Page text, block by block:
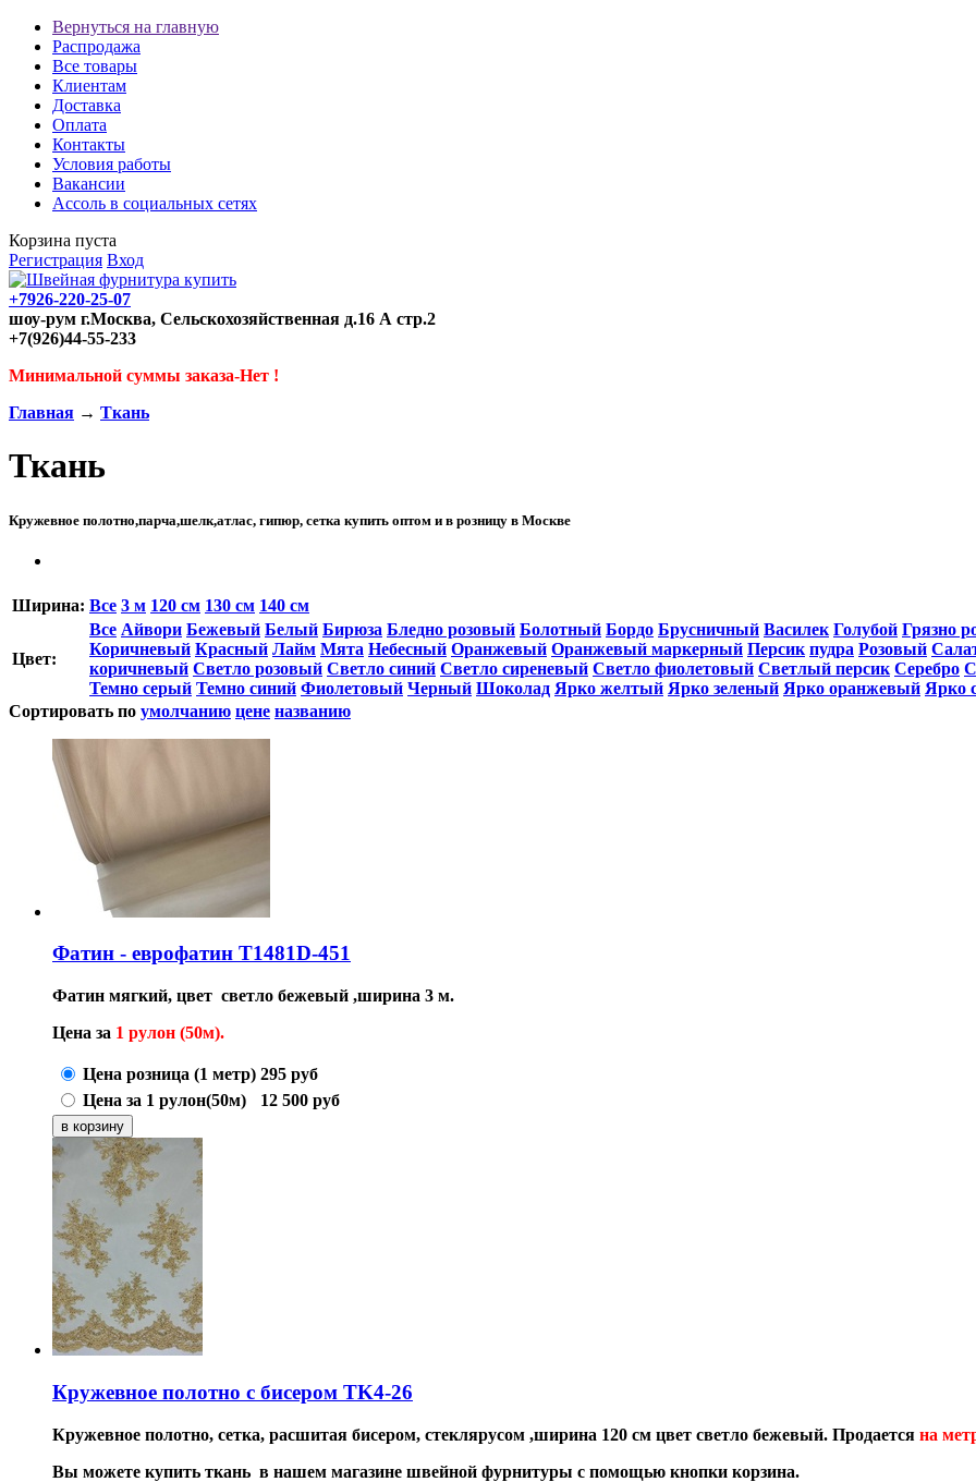
Вернуться на главную
Распродажа
Все товары
Клиентам
Доставка
Оплата
Контакты
Условия работы
Вакансии
Ассоль в социальных сетях
Корзина пуста
Регистрация Вход
+7926-220-25-07
шоу-рум г.Москва, Сельскохозяйственная д.16 А стр.2
+7(926)44-55-233
Минимальной суммы заказа-Нет !
Главная → Ткань
Ткань
Кружевное полотно,парча,шелк,атлас, гипюр, сетка купить оптом и в розницу в Москве
Ширина: Все 3 м 120 см 130 см 140 см
Цвет:
Все Айвори Бежевый Белый Бирюза Бледно розовый Болотный Бордо Брусничный Василек Голубой Грязно
Коричневый Красный Лайм Мята Небесный Оранжевый Оранжевый маркерный Персик пудра Розовый
коричневый Светло розовый Светло синий Светло сиреневый Светло фиолетовый Светлый персик Серебро
Темно серый Темно синий Фиолетовый Черный Шоколад Ярко желтый Ярко зеленый Ярко оранжевый Ярко
Сортировать по умолчанию цене названию
Фатин - еврофатин T1481D-451
Фатин мягкий, цвет светло бежевый ,ширина 3 м.
Цена за 1 рулон (50м).
Цена розница (1 метр) 295 руб
Цена за 1 рулон(50м)
12 500 руб
Кружевное полотно с бисером TK4-26
Кружевное полотно, сетка, расшитая бисером, стеклярусом ,ширина 120 см цвет светло бежевый. Продается на
Вы можете купить ткань в нашем магазине швейной фурнитуры с помощью кнопки корзина.